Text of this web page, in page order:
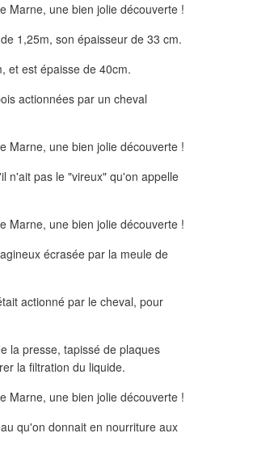
1,25m, son épaisseur de 33 cm.
et est épaisse de 40cm.
actionnées par un cheval
n'ait pas le "vireux" qu'on appelle
écrasée par la meule de
actionné par le cheval, pour
la presse, tapissé de plaques
la filtration du liquide.
qu'on donnait en nourriture aux